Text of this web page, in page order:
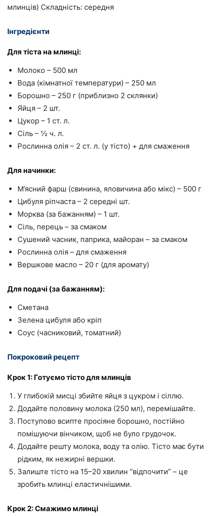
млинців) Складність: середня
Інгредієнти
Для тіста на млинці:
Молоко – 500 мл
Вода (кімнатної температури) – 250 мл
Борошно – 250 г (приблизно 2 склянки)
Яйця – 2 шт.
Цукор – 1 ст. л.
Сіль – ½ ч. л.
Рослинна олія – 2 ст. л. (у тісто) + для смаження
Для начинки:
М’ясний фарш (свинина, яловичина або мікс) – 500 г
Цибуля ріпчаста – 2 середні шт.
Морква (за бажанням) – 1 шт.
Сіль, перець – за смаком
Сушений часник, паприка, майоран – за смаком
Рослинна олія – для смаження
Вершкове масло – 20 г (для аромату)
Для подачі (за бажанням):
Сметана
Зелена цибуля або кріп
Соус (часниковий, томатний)
Покроковий рецепт
Крок 1: Готуємо тісто для млинців
У глибокій мисці збийте яйця з цукром і сіллю.
Додайте половину молока (250 мл), перемішайте.
Поступово всипте просіяне борошно, постійно
помішуючи вінчиком, щоб не було грудочок.
Додайте решту молока, воду та олію. Тісто має бути
рідким, як нежирні вершки.
Залиште тісто на 15–20 хвилин “відпочити” – це
зробить млинці еластичнішими.
Крок 2: Смажимо млинці